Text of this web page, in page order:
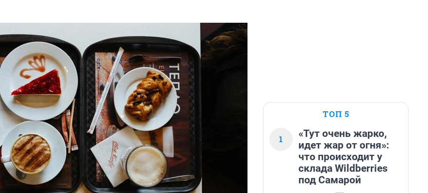
ТОП 5
1
«Тут очень жарко,
идет жар от огня»:
что происходит у
склада Wildberries
под Самарой